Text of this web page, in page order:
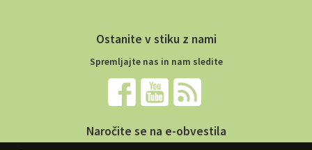
Ostanite v stiku z nami
Spremljajte nas in nam sledite
Naročite se na e-obvestila